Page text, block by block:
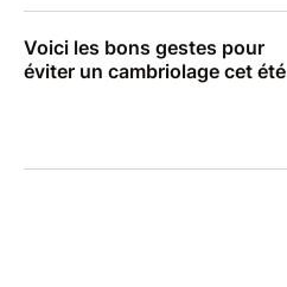
Voici les bons gestes pour
éviter un cambriolage cet été